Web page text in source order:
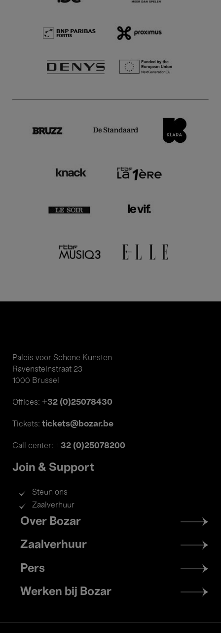
Paleis voor Schone Kunsten
Ravensteinstraat 23
1000 Brussel
Offices: +32 (0)25078430
Tickets: tickets@bozar.be
Call center: +32 (0)25078200
Join & Support
Steun ons
Zaalverhuur
Footer
menu
Over Bozar
Zaalverhuur
Pers
Werken bij Bozar